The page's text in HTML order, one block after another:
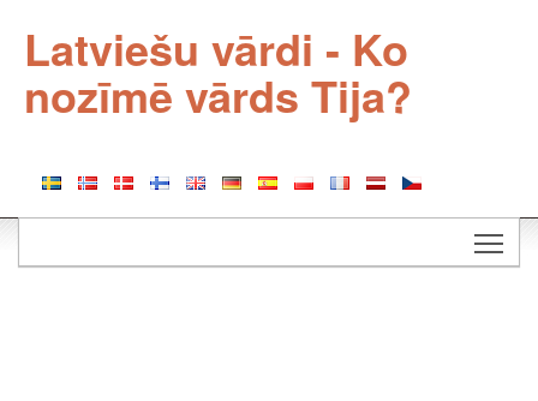
Latviešu vārdi - Ko
nozīmē vārds Tija?